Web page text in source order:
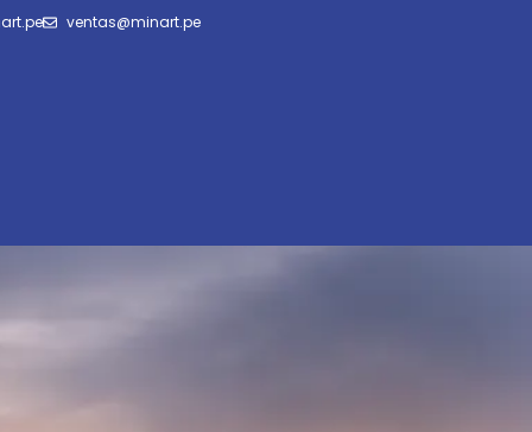
ventas@minart.pe